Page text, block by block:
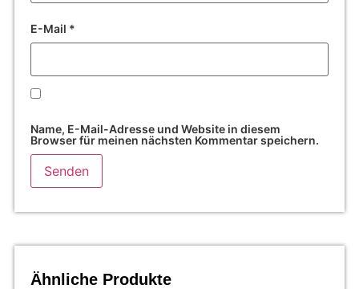
E-Mail *
Name, E-Mail-Adresse und Website in diesem
Browser für meinen nächsten Kommentar speichern.
Ähnliche Produkte